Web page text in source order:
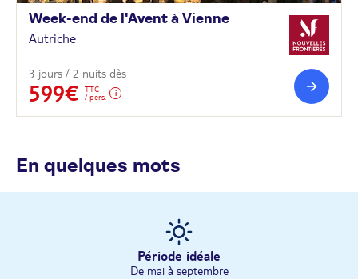
Week-end de l'Avent à Vienne
Autriche
3 jours / 2 nuits dès
599€
TTC
/ pers.
En quelques mots
Période idéale
De mai à septembre